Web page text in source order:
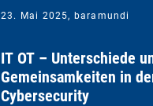
23. Mai 2025, baramundi
IT OT – Unterschiede
Gemeinsamkeiten in
Cybersecurity